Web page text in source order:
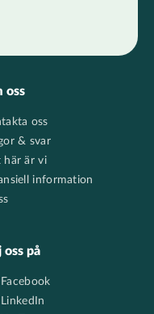
oss
oss
& svar
här är vi
information
oss på
Facebook
LinkedIn